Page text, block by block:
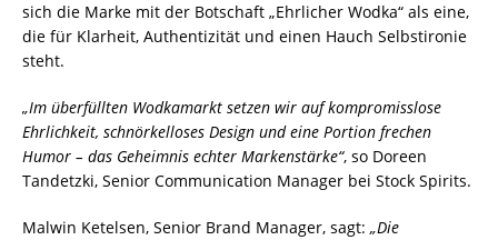
sich die Marke mit der Botschaft „Ehrlicher Wodka“ als eine,
die für Klarheit, Authentizität und einen Hauch Selbstironie
steht.
„Im überfüllten Wodkamarkt setzen wir auf kompromisslose
Ehrlichkeit, schnörkelloses Design und eine Portion frechen
Humor – das Geheimnis echter Markenstärke“, so Doreen
Tandetzki, Senior Communication Manager bei Stock Spirits.
Malwin Ketelsen, Senior Brand Manager, sagt: „Die